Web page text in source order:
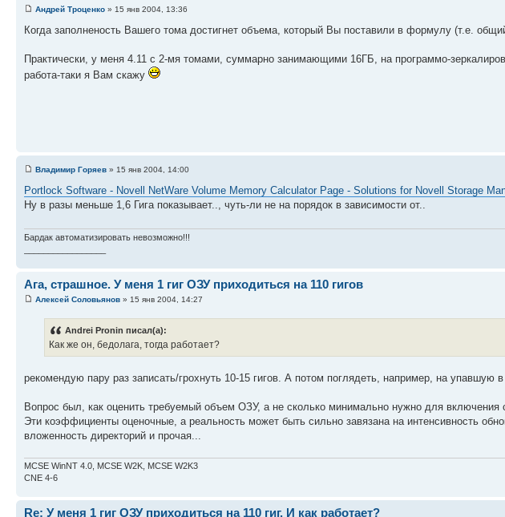
Андрей Троценко » 15 янв 2004, 13:36
Когда заполненость Вашего тома достигнет объема, который Вы поставили в формулу (т.е.
Практически, у меня 4.11 с 2-мя томами, суммарно занимающими 16ГБ, на программо-
работа-таки я Вам скажу
Владимир Горяев » 15 янв 2004, 14:00
Portlock Software - Novell NetWare Volume Memory Calculator Page - Solutions for Novell Storage
Ну в разы меньше 1,6 Гига показывает.., чуть-ли не на порядок в зависимости от..
Бардак автоматизировать невозможно!!!
Ага, страшное. У меня 1 гиг ОЗУ приходиться на 110 гигов
Алексей Соловьянов » 15 янв 2004, 14:27
Andrei Pronin писал(а):
Как же он, бедолага, тогда работает?
рекомендую пару раз записать/грохнуть 10-15 гигов. А потом поглядеть, например, на упавшую
Вопрос был, как оценить требуемый объем ОЗУ, а не сколько минимально нужно для включения
Эти коэффициенты оценочные, а реальность может быть сильно завязана на интенсивность
вложенность директорий и прочая...
MCSE WinNT 4.0, MCSE W2K, MCSE W2K3
CNE 4-6
Re: У меня 1 гиг ОЗУ приходиться на 110 гиг. И как работает?